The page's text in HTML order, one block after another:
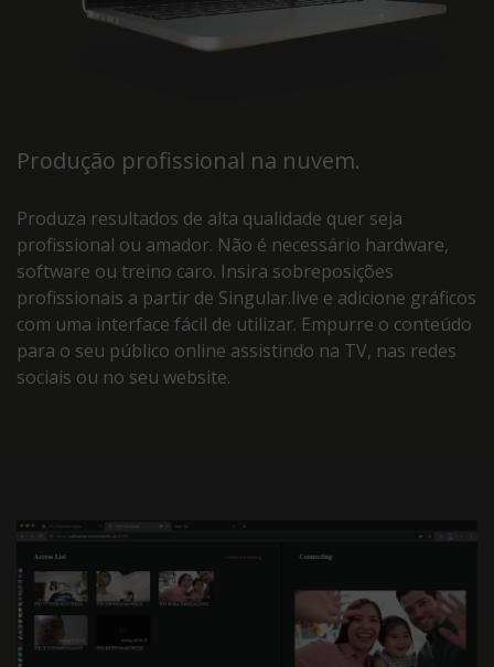
Produção profissional na nuvem.
Produza resultados de alta qualidade quer seja
profissional ou amador. Não é necessário hardware,
software ou treino caro. Insira sobreposições
profissionais a partir de Singular.live e adicione gráficos
com uma interface fácil de utilizar. Empurre o conteúdo
para o seu público online assistindo na TV, nas redes
sociais ou no seu website.